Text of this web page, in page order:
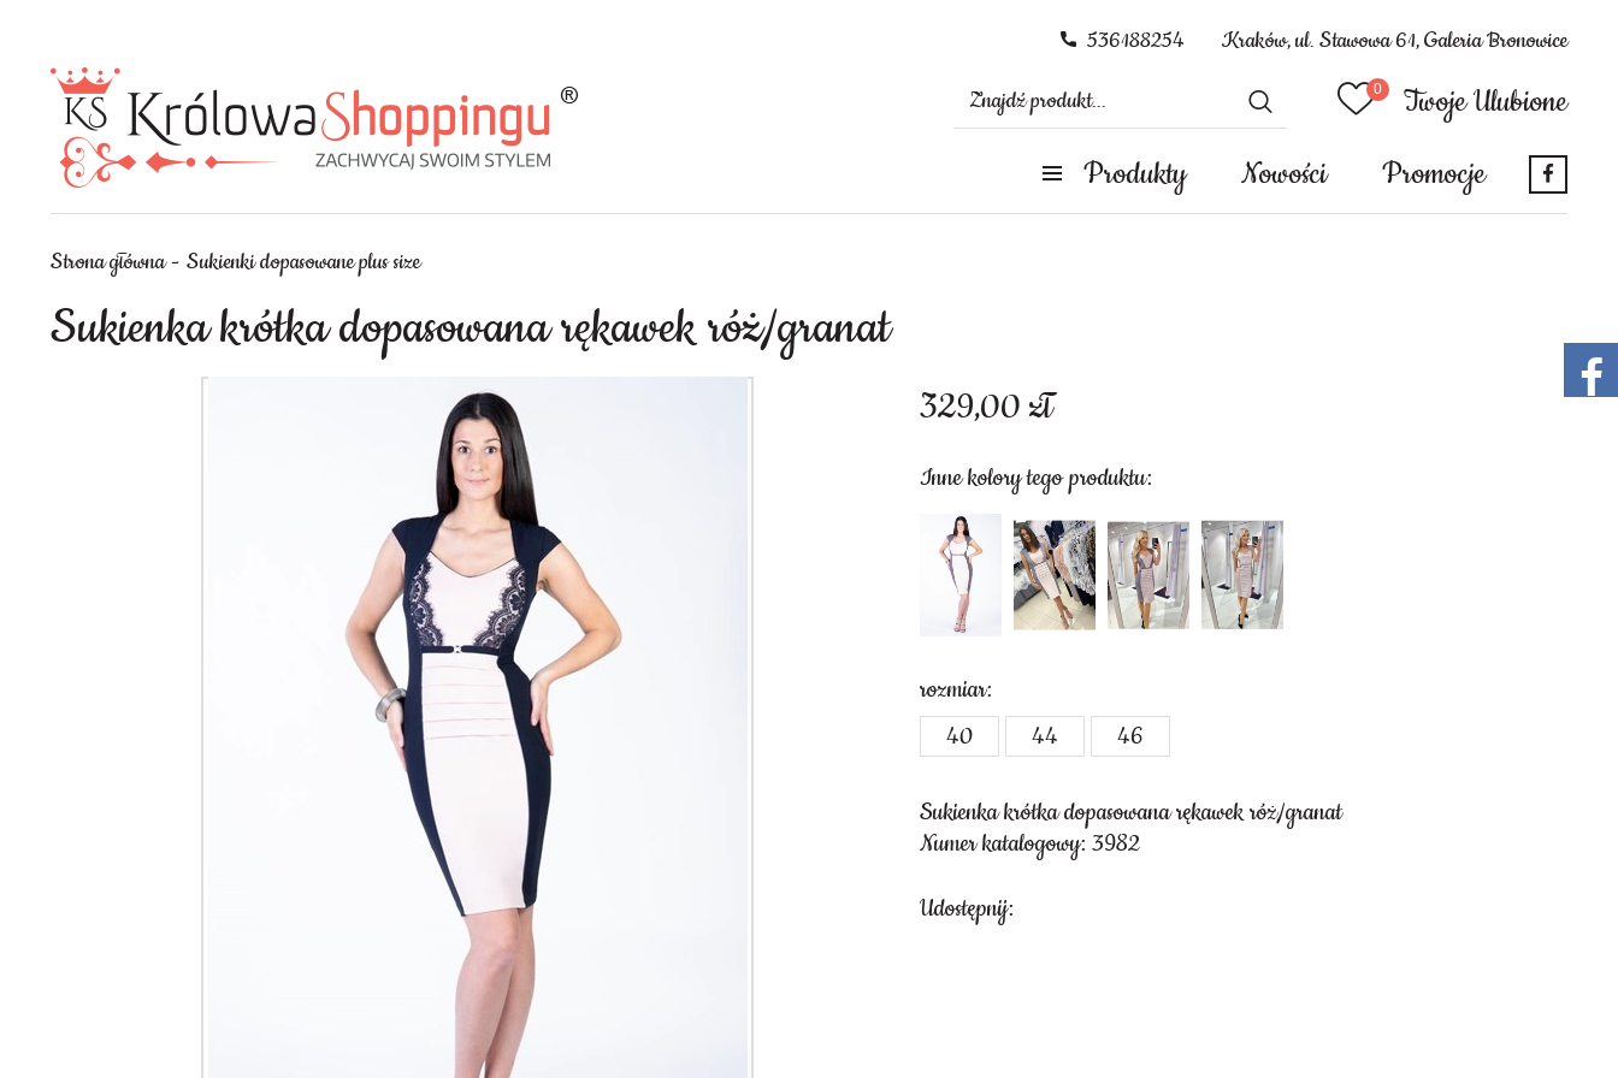
Kraków, ul. Stawowa 61, Galeria Bronowice
536188254
Twoje Ulubione
Produkty
Nowości Promocje
Strona główna Sukienki dopasowane plus size
Sukienka krótka dopasowana rękawek róż/granat
329,00 zł
Inne kolory tego produktu:
rozmiar:
40
44 46
Sukienka krótka dopasowana rękawek róż/granat
Numer katalogowy: 3982
Udostępnij: